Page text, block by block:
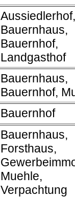
Aussiedlerhof,
Bauernhaus,
Bauernhof,
Landgasthof
Bauernhaus,
Bauernhof,
Bauernhof
Bauernhaus,
Forsthaus,
Muehle,
Verpachtung